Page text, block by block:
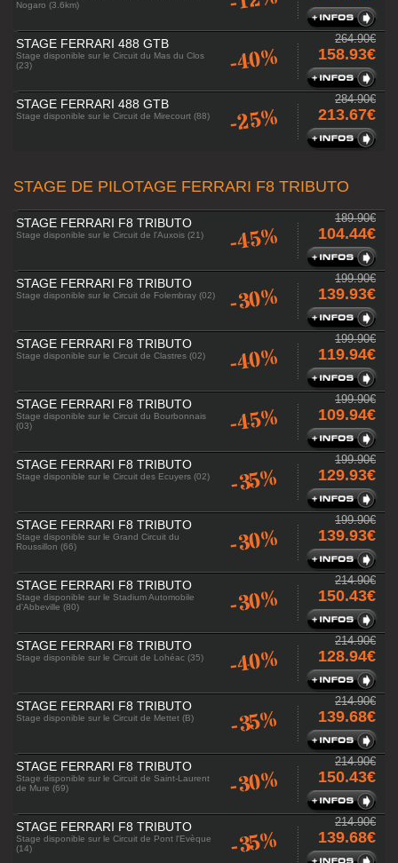
Nogaro (3.6km)
STAGE FERRARI 488 GTB
Stage disponible sur le Circuit du Mas du Clos
(23)
-40%
264.90€
158.93€
STAGE FERRARI 488 GTB
Stage disponible sur le Circuit de Mirecourt (88) -25%
284.90€
213.67€
STAGE DE PILOTAGE FERRARI F8 TRIBUTO
STAGE FERRARI F8 TRIBUTO
Stage disponible sur le Circuit de l'Auxois (21) -45%
189.90€
104.44€
STAGE FERRARI F8 TRIBUTO
Stage disponible sur le Circuit de Folembray (02) -30%
199.90€
139.93€
STAGE FERRARI F8 TRIBUTO
Stage disponible sur le Circuit de Clastres (02) -40%
199.90€
119.94€
STAGE FERRARI F8 TRIBUTO
Stage disponible sur le Circuit du Bourbonnais
(03)
-45%
199.90€
109.94€
STAGE FERRARI F8 TRIBUTO
Stage disponible sur le Circuit des Ecuyers (02) -35%
199.90€
129.93€
STAGE FERRARI F8 TRIBUTO
Stage disponible sur le Grand Circuit du
Roussillon (66)
-30%
199.90€
139.93€
STAGE FERRARI F8 TRIBUTO
Stage disponible sur le Stadium Automobile
d'Abbeville (80)
-30%
214.90€
150.43€
STAGE FERRARI F8 TRIBUTO
Stage disponible sur le Circuit de Lohéac (35) -40%
214.90€
128.94€
STAGE FERRARI F8 TRIBUTO
Stage disponible sur le Circuit de Mettet (B) -35%
214.90€
139.68€
STAGE FERRARI F8 TRIBUTO
Stage disponible sur le Circuit de Saint-Laurent
de Mure (69)
-30%
214.90€
150.43€
STAGE FERRARI F8 TRIBUTO
Stage disponible sur le Circuit de Pont l'Evèque
(14)
-35%
214.90€
139.68€